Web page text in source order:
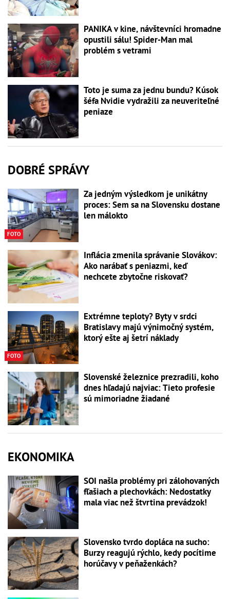
PANIKA v kine, návštevníci hromadne
opustili sálu! Spider-Man mal
problém s vetrami
Toto je suma za jednu bundu? Kúsok
šéfa Nvidie vydražili za neuveriteľné
peniaze
DOBRÉ SPRÁVY
FOTO
Za jedným výsledkom je unikátny
proces: Sem sa na Slovensku dostane
len málokto
Inflácia zmenila správanie Slovákov:
Ako narábať s peniazmi, keď
nechcete zbytočne riskovať?
FOTO
Extrémne teploty? Byty v srdci
Bratislavy majú výnimočný systém,
ktorý ešte aj šetrí náklady
Slovenské železnice prezradili, koho
dnes hľadajú najviac: Tieto profesie
sú mimoriadne žiadané
EKONOMIKA
SOI našla problémy pri zálohovaných
fľašiach a plechovkách: Nedostatky
mala viac než štvrtina prevádzok!
Slovensko tvrdo dopláca na sucho:
Burzy reagujú rýchlo, kedy pocítime
horúčavy v peňaženkách?